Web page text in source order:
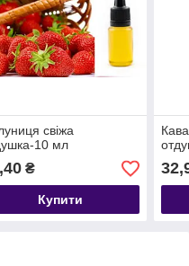
свіжа
10 мл
₴
Купити